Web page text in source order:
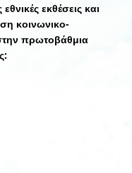
εκθέσεις και
κοινωνικο-
πρωτοβάθμια